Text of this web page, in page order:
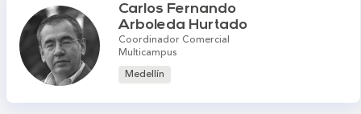
Carlos Fernando
Arboleda Hurtado
Coordinador Comercial
Multicampus
Medellín